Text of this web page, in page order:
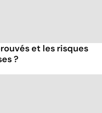
et les risques
?